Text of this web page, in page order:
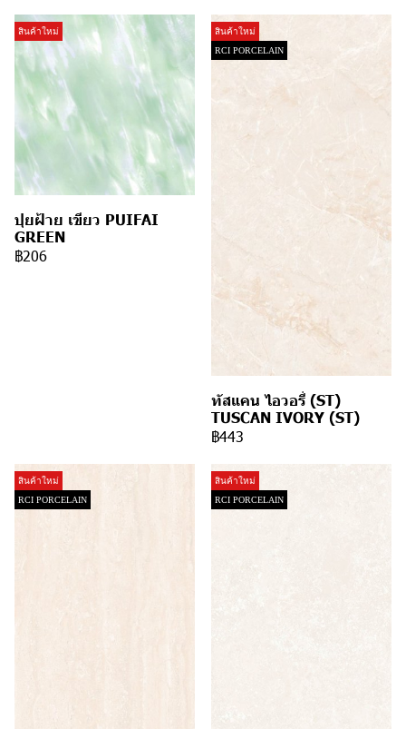
สินค้าใหม่
ปุยฝ้าย เขียว PUIFAI
GREEN
฿206
สินค้าใหม่
RCI PORCELAIN
ทัสแคน ไอวอรี่ (ST)
TUSCAN IVORY (ST)
฿443
สินค้าใหม่
RCI PORCELAIN
สินค้าใหม่
RCI PORCELAIN